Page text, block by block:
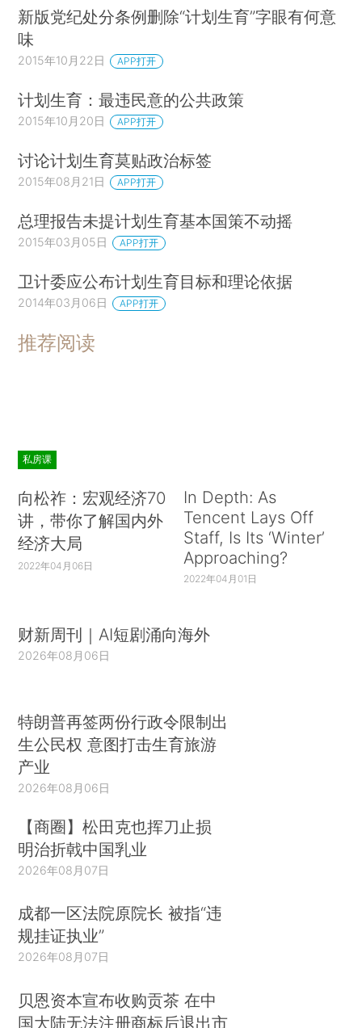
新版党纪处分条例删除“计划生育”字眼有何意
味
2015年10月22日 APP打开
计划生育：最违民意的公共政策
2015年10月20日 APP打开
讨论计划生育莫贴政治标签
2015年08月21日 APP打开
总理报告未提计划生育基本国策不动摇
2015年03月05日 APP打开
卫计委应公布计划生育目标和理论依据
2014年03月06日 APP打开
推荐阅读
私房课
向松祚：宏观经济70
讲，带你了解国内外
经济大局
2022年04月06日
In Depth: As
Tencent Lays Off
Staff, Is Its ‘Winter’
Approaching?
2022年04月01日
财新周刊｜AI短剧涌向海外
2026年08月06日
特朗普再签两份行政令限制出
生公民权 意图打击生育旅游
产业
2026年08月06日
【商圈】松田克也挥刀止损
明治折戟中国乳业
2026年08月07日
成都一区法院原院长 被指“违
规挂证执业”
2026年08月07日
贝恩资本宣布收购贡茶 在中
国大陆无法注册商标后退出市